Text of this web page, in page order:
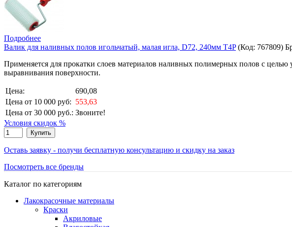
Подробнее
Валик для наливных полов игольчатый, малая игла, D72, 240мм T4P (Код: 767809)
Применяется для прокатки слоев материалов наливных полимерных полов с целью
выравнивания поверхности.
Цена:
690,08
Цена от 10 000 руб: 553,63
Цена от 30 000 руб.: Звоните!
Условия скидок %
Купить
Оставь заявку - получи бесплатную консультацию и скидку на заказ
Посмотреть все бренды
Каталог по категориям
Лакокрасочные материалы
Краски
Акриловые